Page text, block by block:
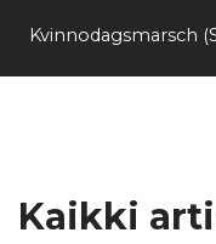
Kvinnodagsmarsch
Kaikki